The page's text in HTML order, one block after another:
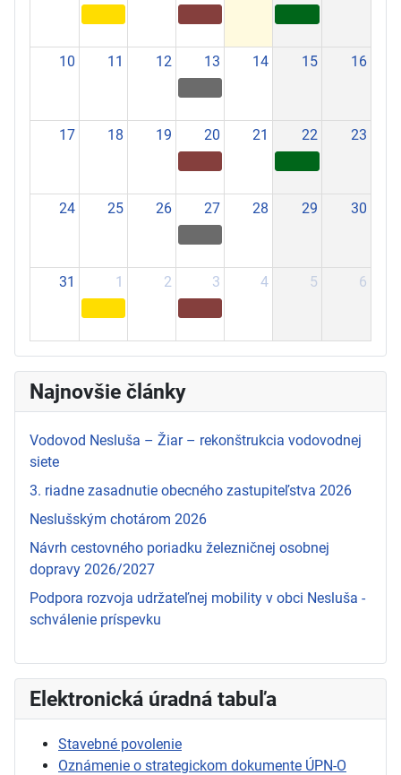
10 11 12 13 14 15 16
17 18 19 20 21 22 23
24 25 26 27 28 29 30
31 1 2 3 4 5 6
Najnovšie články
Vodovod Nesluša – Žiar – rekonštrukcia vodovodnej
siete
3. riadne zasadnutie obecného zastupiteľstva 2026
Neslušským chotárom 2026
Návrh cestovného poriadku železničnej osobnej
dopravy 2026/2027
Podpora rozvoja udržateľnej mobility v obci Nesluša -
schválenie príspevku
Elektronická úradná tabuľa
Stavebné povolenie
Oznámenie o strategickom dokumente ÚPN-O